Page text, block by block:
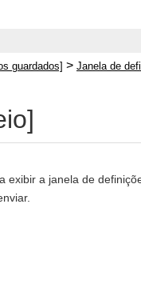
guardados] > Janela de
a janela de